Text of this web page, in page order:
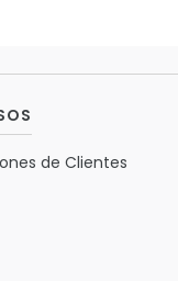
de Clientes